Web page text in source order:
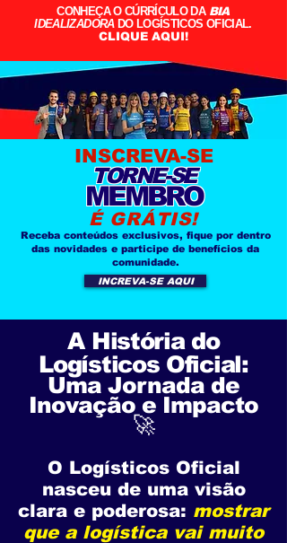
CONHEÇA O CÚRRÍCULO DA BIA
IDEALIZADORADO LOGÍSTICOS OFICIAL.
CLIQUE AQUI!
INSCREVA-SE
TORNE-SE
MEMBRO
É GRÁTIS!
Receba conteúdos exclusivos, fique por dentro
das novidades e participe de benefícios da
comunidade.
INCREVA-SE AQUI
A História do
Logísticos Oficial:
Uma Jornada de
Inovação e Impacto
🚀
O Logísticos Oficial
nasceu de uma visão
clara e poderosa: mostrar
que a logística vai muito